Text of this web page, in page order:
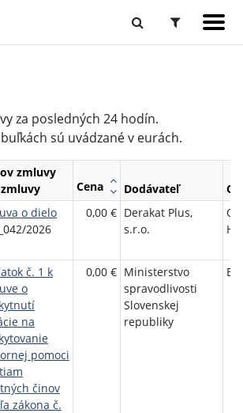
za posledných 24 hodín.
sú uvádzané v eurách.
zmluvy
Cena Dodávateľ
o dielo
2026
0,00 € Derakat Plus,
s.r.o.
č. 1 k
o
na
pomoci
činov
zákona č.
0,00 € Ministerstvo
spravodlivosti
Slovenskej
republiky